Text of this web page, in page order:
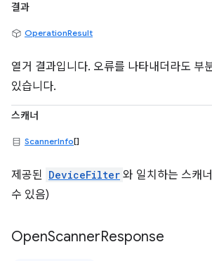
결과
OperationResult
열거 결과입니다. 오류를 나타내더라도 부
있습니다.
스캐너
ScannerInfo[]
제공된 DeviceFilter 와 일치하는 스캐
수 있음)
OpenScannerResponse